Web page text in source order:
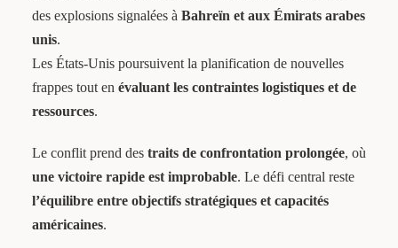
des explosions signalées à Bahreïn et aux Émirats arabes
unis.
Les États-Unis poursuivent la planification de nouvelles
frappes tout en évaluant les contraintes logistiques et de
ressources.
Le conflit prend des traits de confrontation prolongée, où
une victoire rapide est improbable. Le défi central reste
l’équilibre entre objectifs stratégiques et capacités
américaines.